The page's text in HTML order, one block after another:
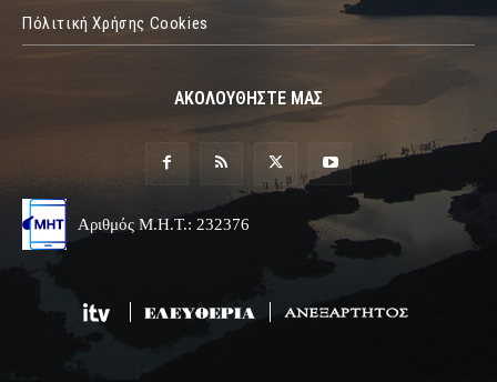
Πόλιτική Χρήσης Cookies
ΑΚΟΛΟΥΘΗΣΤΕ ΜΑΣ
Αριθμός Μ.Η.Τ.: 232376